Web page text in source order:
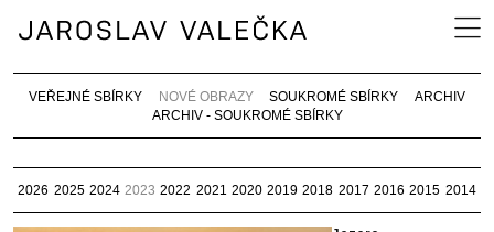
VEŘEJNÉ SBÍRKY NOVÉ OBRAZY SOUKROMÉ SBÍRKY
ARCHIV
ARCHIV - SOUKROMÉ SBÍRKY
2026 2025 2024 2023 2022 2021 2020 2019 2018 2017 2016 2015 2014